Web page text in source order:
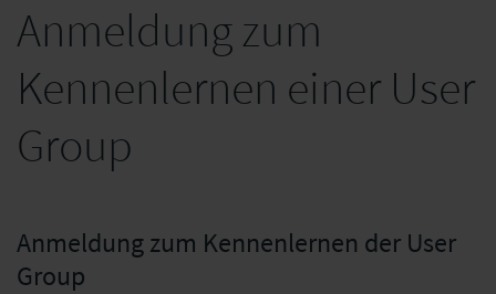
Anmeldung zum
Kennenlernen einer User
Group
Anmeldung zum Kennenlernen der User
Group